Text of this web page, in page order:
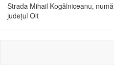
Strada Mihail Kogălniceanu,
județul Olt